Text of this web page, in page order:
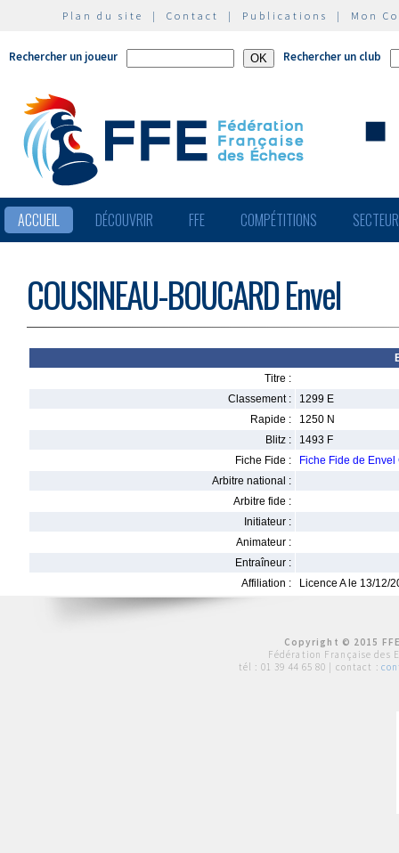
Plan du site | Contact | Publications | Mon
Rechercher un joueur Rechercher un club
ACCUEIL DÉCOUVRIR FFE COMPÉTITIONS
COUSINEAU-BOUCARD Envel
Titre :
Classement :
1299 E
Rapide :
1250 N
Blitz :
1493 F
Fiche Fide :
Fiche Fide de
Arbitre national :
Arbitre fide :
Initiateur :
Animateur :
Entraîneur :
Affiliation :
Licence A le 13/12/
Copyright © 2015
Fédération Française des
tél : 01 39 44 65 80 | contact :